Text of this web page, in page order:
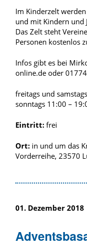
Im Kinderzelt
und mit Kindern und
Das Zelt steht
Personen kostenlos
Infos gibt es bei
online.de oder
freitags und
sonntags 11:00 –
Eintritt: frei
Ort: in und um das
Vorderreihe, 23570
01. Dezember 2018